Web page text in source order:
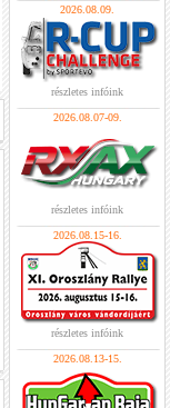
2026.08.09.
részletes infóink
2026.08.07-09.
részletes infóink
2026.08.15-16.
részletes infóink
2026.08.13-15.